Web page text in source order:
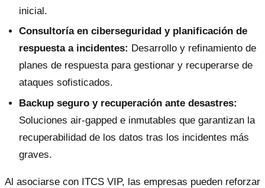
inicial.
Consultoría en ciberseguridad y planificación de
respuesta a incidentes: Desarrollo y refinamiento de
planes de respuesta para gestionar y recuperarse de
ataques sofisticados.
Backup seguro y recuperación ante desastres:
Soluciones air-gapped e inmutables que garantizan la
recuperabilidad de los datos tras los incidentes más
graves.
Al asociarse con ITCS VIP, las empresas pueden reforzar